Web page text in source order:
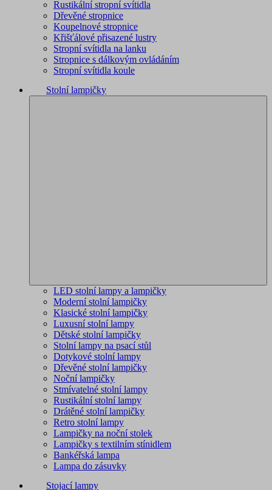
Rustikální stropní svítidla
Dřevěné stropnice
Koupelnové stropnice
Křišťálové přisazené lustry
Stropní svítidla na lanku
Stropnice s dálkovým ovládáním
Stropní svítidla koule
Stolní lampičky
LED stolní lampy a lampičky
Moderní stolní lampičky
Klasické stolní lampičky
Luxusní stolní lampy
Dětské stolní lampičky
Stolní lampy na psací stůl
Dotykové stolní lampy
Dřevěné stolní lampičky
Noční lampičky
Stmívatelné stolní lampy
Rustikální stolní lampy
Drátěné stolní lampičky
Retro stolní lampy
Lampičky na noční stolek
Lampičky s textilním stínidlem
Bankéřská lampa
Lampa do zásuvky
Stojací lampy